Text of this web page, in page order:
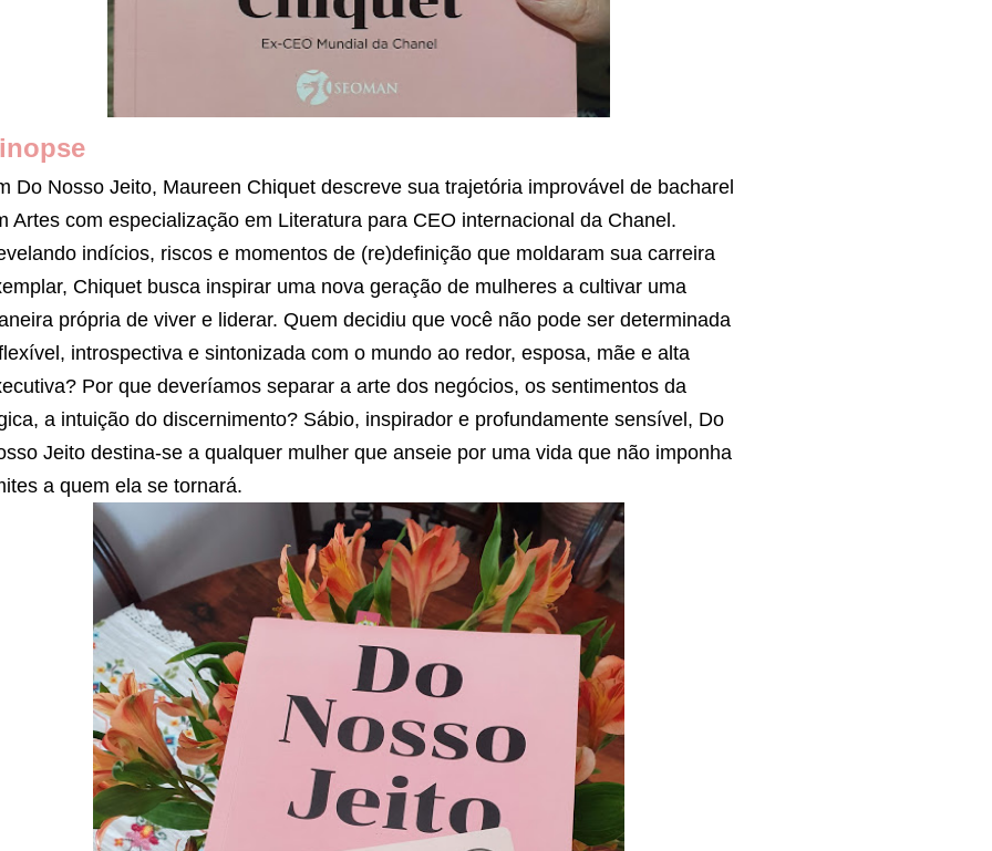
Do Nosso Jeito, Maureen Chiquet descreve sua trajetória improvável de bacharel
Artes com especialização em Literatura para CEO internacional da Chanel.
indícios, riscos e momentos de (re)definição que moldaram sua carreira
Chiquet busca inspirar uma nova geração de mulheres a cultivar uma
própria de viver e liderar. Quem decidiu que você não pode ser determinada
introspectiva e sintonizada com o mundo ao redor, esposa, mãe e alta
Por que deveríamos separar a arte dos negócios, os sentimentos da
a intuição do discernimento? Sábio, inspirador e profundamente sensível, Do
Jeito destina-se a qualquer mulher que anseie por uma vida que não imponha
a quem ela se tornará.